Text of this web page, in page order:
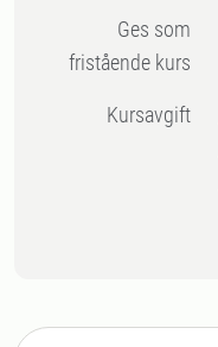
Ges som
fristående kurs
Kursavgift